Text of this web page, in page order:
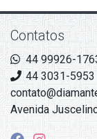
Contatos
44 99926-
44 3031-5953
Avenida